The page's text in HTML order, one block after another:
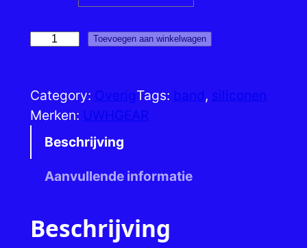
t
i
u
o
s
Toevoegen aan winkelwagen
Category: OverigTags: band, siliconen
Merken: UWHGEAR
Beschrijving
Aanvullende informatie
Beschrijving